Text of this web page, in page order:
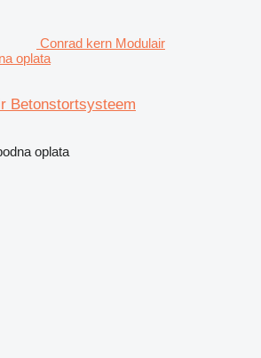
Conrad kern Modulair
oplata
Betonstortsysteem
oplata